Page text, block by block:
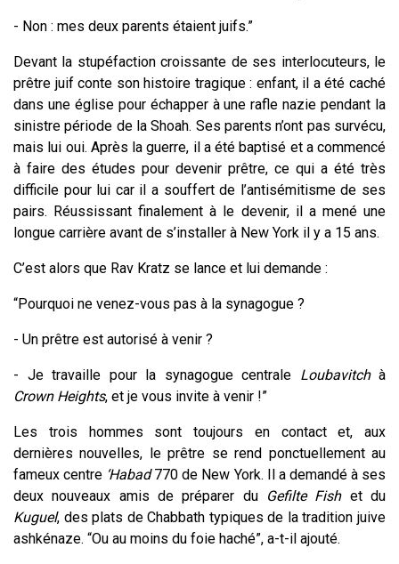
- Non : mes deux parents étaient juifs.”
Devant la stupéfaction croissante de ses interlocuteurs, le
prêtre juif conte son histoire tragique : enfant, il a été caché
dans une église pour échapper à une rafle nazie pendant la
sinistre période de la Shoah. Ses parents n’ont pas survécu,
mais lui oui. Après la guerre, il a été baptisé et a commencé
à faire des études pour devenir prêtre, ce qui a été très
difficile pour lui car il a souffert de l’antisémitisme de ses
pairs. Réussissant finalement à le devenir, il a mené une
longue carrière avant de s’installer à New York il y a 15 ans.
C’est alors que Rav Kratz se lance et lui demande :
“Pourquoi ne venez-vous pas à la synagogue ?
- Un prêtre est autorisé à venir ?
- Je travaille pour la synagogue centrale Loubavitch à
Crown Heights, et je vous invite à venir !”
Les trois hommes sont toujours en contact et, aux
dernières nouvelles, le prêtre se rend ponctuellement au
fameux centre ‘Habad770 de New York. Il a demandé à ses
deux nouveaux amis de préparer du Gefilte Fish et du
Kuguel, des plats de Chabbath typiques de la tradition juive
ashkénaze. “Ou au moins du foie haché”, a-t-il ajouté.